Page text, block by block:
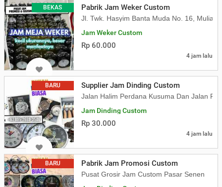
BEKAS Pabrik Jam Weker Custom
Jl. Twk. Hasyim Banta Muda No. 16, Mulia,
Jam Weker Custom
Rp 60.000
4 jam lalu
BARU Supplier Jam Dinding Custom
Jalan Halim Perdana Kusuma Dan Jalan
Jam Dinding Custom
Rp 30.000
4 jam lalu
BARU Pabrik Jam Promosi Custom
Pusat Grosir Jam Custom Pasar Senen